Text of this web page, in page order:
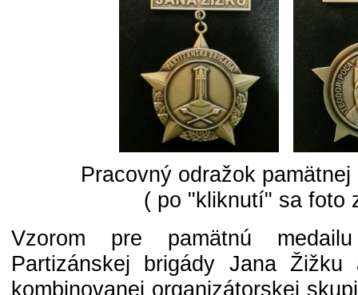
Pracovný odražok
( po "kliknutí" sa foto
Vzorom pre pamätnú
Partizánskej brigády Jana
kombinovanej organizátorskej